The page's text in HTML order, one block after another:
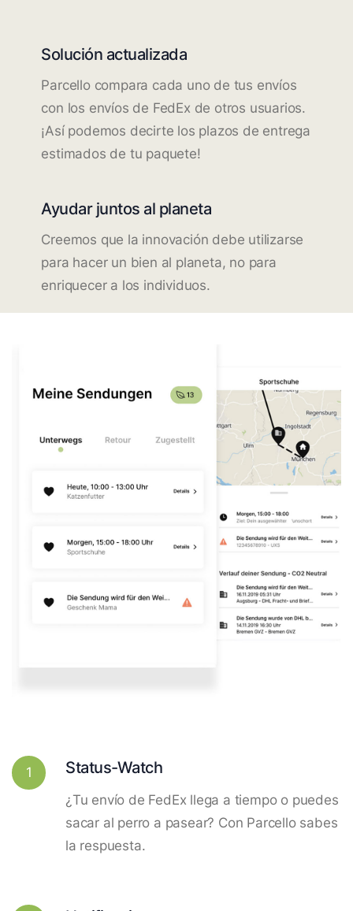
Solución actualizada
Parcello compara cada uno de tus envíos
con los envíos de FedEx de otros usuarios.
¡Así podemos decirte los plazos de entrega
estimados de tu paquete!
Ayudar juntos al planeta
Creemos que la innovación debe utilizarse
para hacer un bien al planeta, no para
enriquecer a los individuos.
1 Status-Watch
¿Tu envío de FedEx llega a tiempo o puedes
sacar al perro a pasear? Con Parcello sabes
la respuesta.